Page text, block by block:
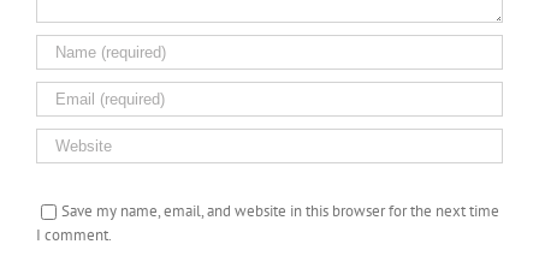
Save my name, email, and website in this browser for the next time
I comment.